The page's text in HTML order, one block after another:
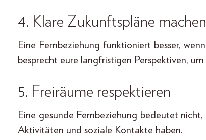
4. Klare Zukunftspläne machen
Eine Fernbeziehung funktioniert besser,
besprecht eure langfristigen Perspektiven,
5. Freiräume respektieren
Eine gesunde Fernbeziehung bedeutet
Aktivitäten und soziale Kontakte haben.